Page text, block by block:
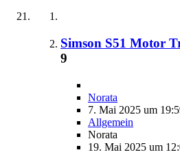
Simson S51 Motor
9
Norata
7. Mai 2025 um
Allgemein
Norata
19. Mai 2025 um